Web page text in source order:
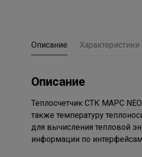
Описание Характеристики
Описание
Теплосчетчик СТК МАРС
также температуру
для вычисления тепловой
информации по